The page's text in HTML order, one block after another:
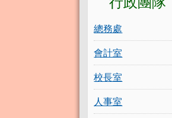
總務處
會計室
校長室
人事室